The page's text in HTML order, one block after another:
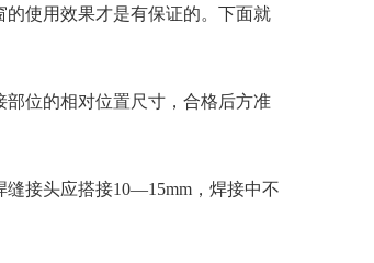
使用效果才是有保证的。下面就
位的相对位置尺寸，合格后方准
接头应搭接10—15mm，焊接中不